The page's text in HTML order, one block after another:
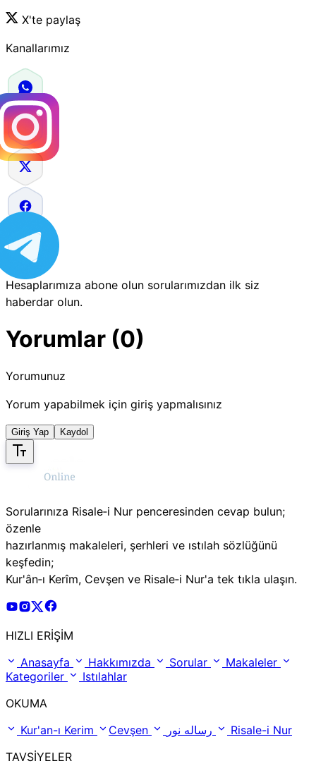
X'te paylaş
Kanallarımız
Hesaplarımıza abone olun sorularımızdan ilk siz
haberdar olun.
Yorumlar (0)
Yorumunuz
Yorum yapabilmek için giriş yapmalısınız
Giriş Yap Kaydol
Sorularınıza Risale‑i Nur penceresinden cevap bulun;
özenle
hazırlanmış makaleleri, şerhleri ve ıstılah sözlüğünü
keşfedin;
Kur'ân‑ı Kerîm, Cevşen ve Risale‑i Nur'a tek tıkla ulaşın.
Risale Online Youtube Hesabı
Risale Online Instagram Hesabı
Risale Online X Hesabı
HIZLI ERİŞİM
Anasayfa
Hakkımızda Sorular
Makaleler
Kategoriler
Istılahlar
OKUMA
Kur'an-ı Kerim
Cevşen
Risale-i Nur
TAVSİYELER